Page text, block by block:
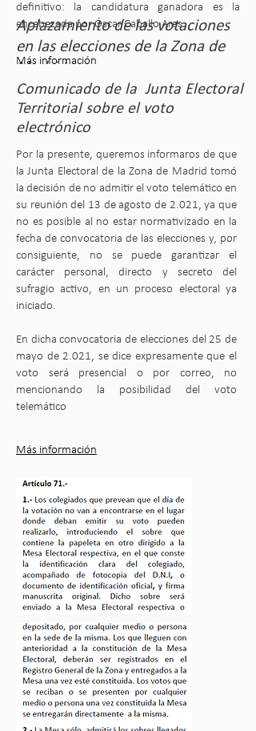
definitivo: la candidatura ganadora es la
encabezada por Óscar Caballo Ares.
Más información
Aplazamiento de las votaciones
en las elecciones de la Zona de
Madrid
Se aplazan las votaciones para las
elecciones a cargos de la Junta de
Gobierno de la Zona de Madrid del
Públicas previstas para hoy, 9 de
septiembre de 2021, por no haber sido
posible constituir la Mesa Electoral, al no
haberse presentado los vocales que
habían sido elegidos y que no habían
excusado su asistencia.
La Junta Electoral Territorial ha
determinado que la nueva convocatoria a
las urnas tenga lugar el próximojueves 7
de octubre de 2021.
Más información
Comunicado de la Junta Electoral
Territorial sobre el voto
electrónico
Por la presente, queremos informaros de que
la Junta Electoral de la Zona de Madrid tomó
la decisión de no admitir el voto telemático en
su reunión del 13 de agosto de 2.021, ya que
no es posible al no estar normativizado en la
fecha de convocatoria de las elecciones y, por
consiguiente, no se puede garantizar el
carácter personal, directo y secreto del
sufragio activo, en un proceso electoral ya
iniciado.
En dicha convocatoria de elecciones del 25 de
mayo de 2.021, se dice expresamente que el
voto será presencial o por correo, no
mencionando la posibilidad del voto
telemático
Más información